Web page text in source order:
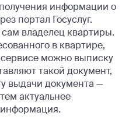
информации о
портал Госуслуг.
владелец квартиры.
в квартире,
можно выписку
такой документ,
выдачи документа —
актуальнее